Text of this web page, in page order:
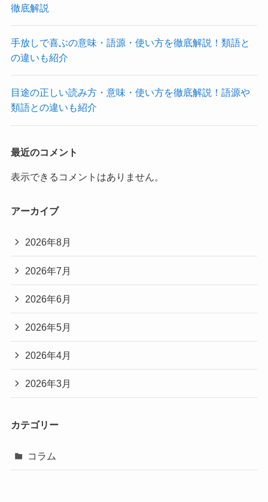
徹底解説
手放しで喜ぶの意味・語源・使い方を徹底解説！類語と
の違いも紹介
目途の正しい読み方・意味・使い方を徹底解説！語源や
類語との違いも紹介
最近のコメント
表示できるコメントはありません。
アーカイブ
2026年8月
2026年7月
2026年6月
2026年5月
2026年4月
2026年3月
カテゴリー
コラム